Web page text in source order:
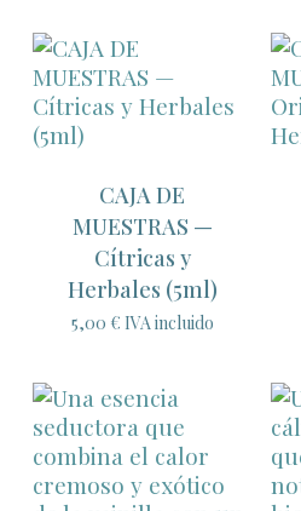
CAJA DE
MUESTRAS —
Cítricas y
Herbales (5ml)
5,00 € IVA incluido